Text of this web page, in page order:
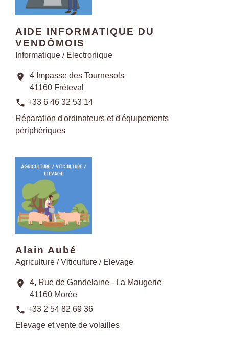
AIDE INFORMATIQUE DU
VENDÔMOIS
Informatique / Electronique
location_on
4 Impasse des Tournesols
41160 Fréteval
phone +33 6 46 32 53 14
Réparation d'ordinateurs et d'équipements
périphériques
Alain Aubé
Agriculture / Viticulture / Elevage
location_on
4, Rue de Gandelaine - La Maugerie
41160 Morée
phone +33 2 54 82 69 36
Elevage et vente de volailles